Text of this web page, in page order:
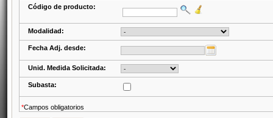
Código de producto:
Modalidad:
Fecha Adj. desde:
Unid. Medida Solicitada:
Subasta:
*Campos obligatorios